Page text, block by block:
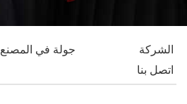
الشركة جولة في المصنع
اتصل بنا